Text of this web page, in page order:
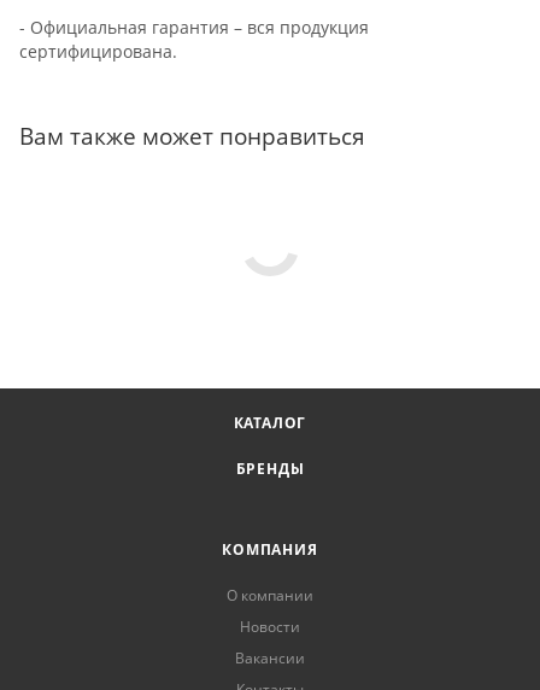
- Официальная гарантия – вся продукция
сертифицирована.
Вам также может понравиться
КАТАЛОГ
БРЕНДЫ
КОМПАНИЯ
О компании
Новости
Вакансии